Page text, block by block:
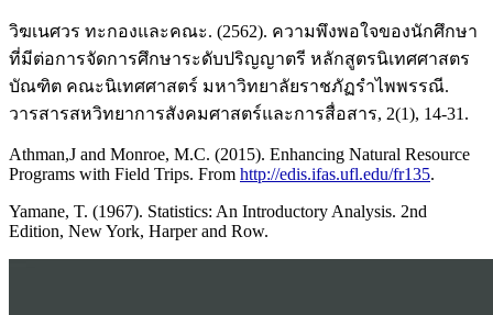
วิฆเนศวร ทะกองและคณะ. (2562). ความพึงพอใจของนักศึกษา
ที่มีต่อการจัดการศึกษาระดับปริญญาตรี หลักสูตรนิเทศศาสตร
บัณฑิต คณะนิเทศศาสตร์ มหาวิทยาลัยราชภัฏรำไพพรรณี.
วารสารสหวิทยาการสังคมศาสตร์และการสื่อสาร, 2(1), 14-31.
Athman,J and Monroe, M.C. (2015). Enhancing Natural Resource
Programs with Field Trips. From http://edis.ifas.ufl.edu/fr135.
Yamane, T. (1967). Statistics: An Introductory Analysis. 2nd
Edition, New York, Harper and Row.